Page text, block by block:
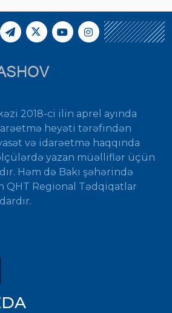
2018-ci ilin aprel ayında
heyəti tərəfindən
və idarəetmə haqqında
yazan müəlliflər üçün
Həm də Bakı şəhərində
QHT Regional Tədqiqatlar